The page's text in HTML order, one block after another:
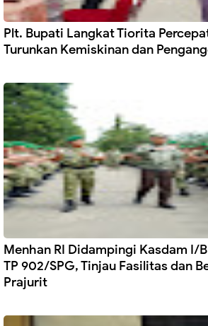
Plt. Bupati Langkat Tiorita
Turunkan Kemiskinan dan
Menhan RI Didampingi Kasdam I/
TP 902/SPG, Tinjau Fasilitas dan
Prajurit